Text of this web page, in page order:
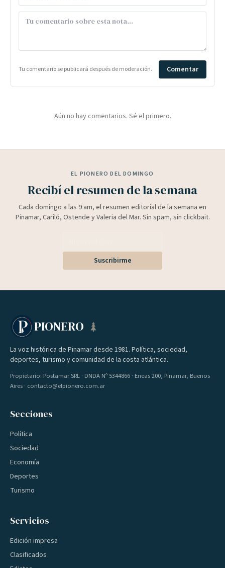
Tu comentario se publicará después de moderación. Comentar
Aún no hay comentarios. Sé el primero.
EL PIONERO DEL DOMINGO
Recibí el resumen de la semana
Cada domingo a las 9 am, el resumen editorial de la semana en
Pinamar, Cariló, Ostende y Valeria del Mar. Sin spam, sin clickbait.
Suscribirme
PIONERO
La voz histórica de Pinamar desde 1981. Política, sociedad,
deportes, turismo y comunidad de la costa atlántica.
Propietario: Postamar SRL · DNDA Nº 5344866 · Eneas 200, Pinamar, Buenos
Aires · contacto@elpionero.com.ar
Secciones
Política
Sociedad
Economía
Deportes
Turismo
Servicios
Edición impresa
Clasificados